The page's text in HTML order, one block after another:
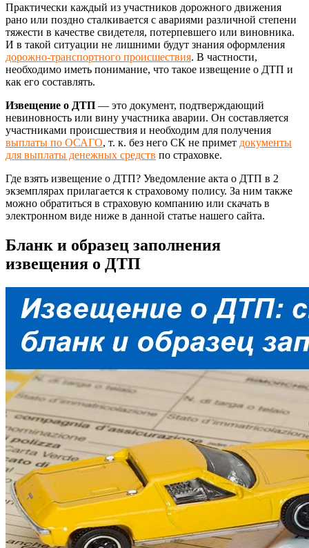
Практически каждый из участников дорожного движения
рано или поздно сталкивается с авариями различной степени
тяжести в качестве свидетеля, потерпевшего или виновника.
И в такой ситуации не лишними будут знания оформления
дорожно-транспортного происшествия. В частности,
необходимо иметь понимание, что такое извещение о ДТП и
как его составлять.
Извещение о ДТП — это документ, подтверждающий
невиновность или вину участника аварии. Он составляется
участниками происшествия и необходим для получения
выплаты по ОСАГО, т. к. без него СК не примет документы
для выплаты денежных средств по страховке.
Где взять извещение о ДТП? Уведомление акта о ДТП в 2
экземплярах прилагается к страховому полису. За ним также
можно обратиться в страховую компанию или скачать в
электронном виде ниже в данной статье нашего сайта.
Бланк и образец заполнения
извещения о ДТП